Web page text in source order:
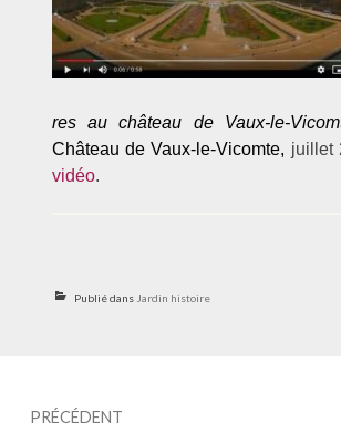
res au château de Vaux-le-
Château de Vaux-le-Vicomte, juillet
vidéo.
Publié dans Jardin histoire
Navigation
PRÉCÉDENT